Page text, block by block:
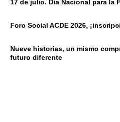
17 de julio. Día Nacional para la
Foro Social ACDE 2026,
Nueve historias, un mismo
futuro diferente